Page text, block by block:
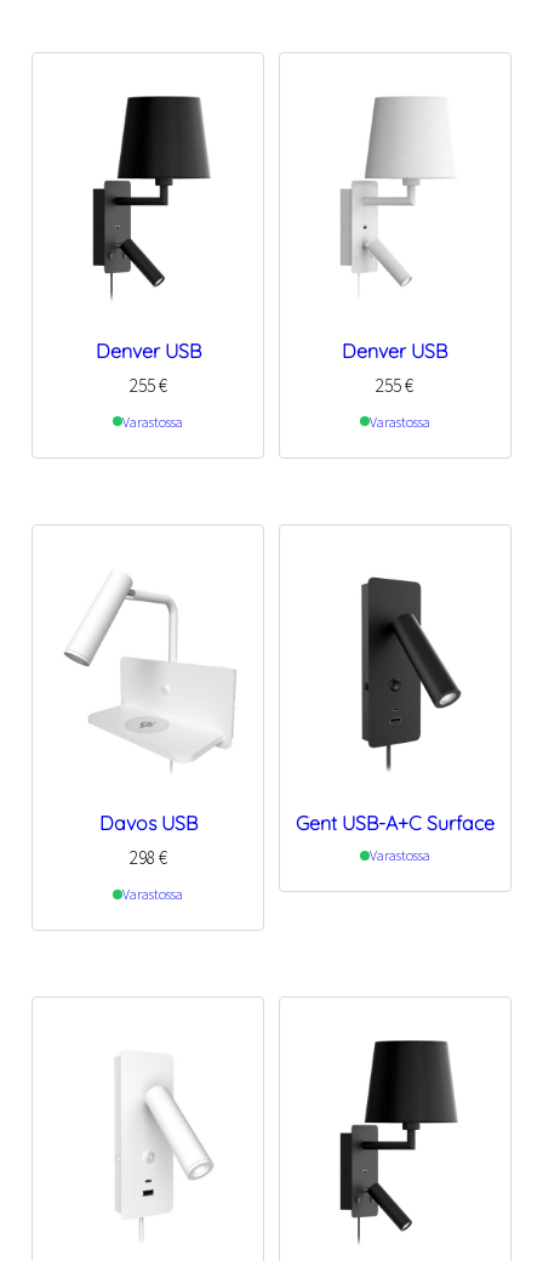
Denver USB
255€
Varastossa
Denver USB
255€
Varastossa
Davos USB
298 €
Varastossa
Gent USB-A+C Surface
Varastossa